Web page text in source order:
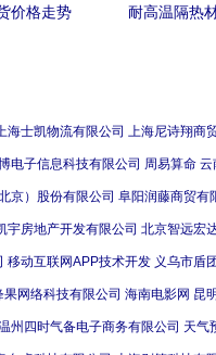
价格走势
耐高温隔热
海士凯物流有限公司 上海尼诗翔商
电子信息科技有限公司 周易算命 云
京）股份有限公司 阜阳润藤商贸有
宇房地产开发有限公司 北京智远宏
移动互联网APP技术开发 义乌市盾
果网络科技有限公司 海南电影网 昆
州四时气备电子商务有限公司 天气